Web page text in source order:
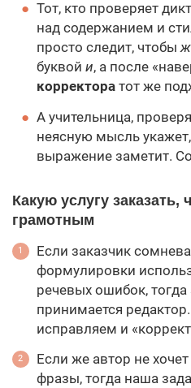
Тот, кто проверяет
над содержанием и
просто следит, чтобы
буквой и, а после
корректора тот же
А учительница,
неясную мысль
выражение заметит.
Какую услугу заказать,
грамотным
Если заказчик
формулировки
речевых ошибок, тогда
принимается
исправляем и
Если же автор не
фразы, тогда наша